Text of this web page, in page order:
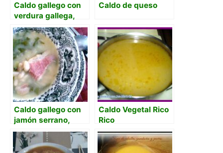
Caldo gallego con
verdura gallega,
habas y unto
Caldo de queso
Caldo gallego con
jamón serrano,
alubias blancas y
acelgas
Caldo Vegetal Rico
Rico